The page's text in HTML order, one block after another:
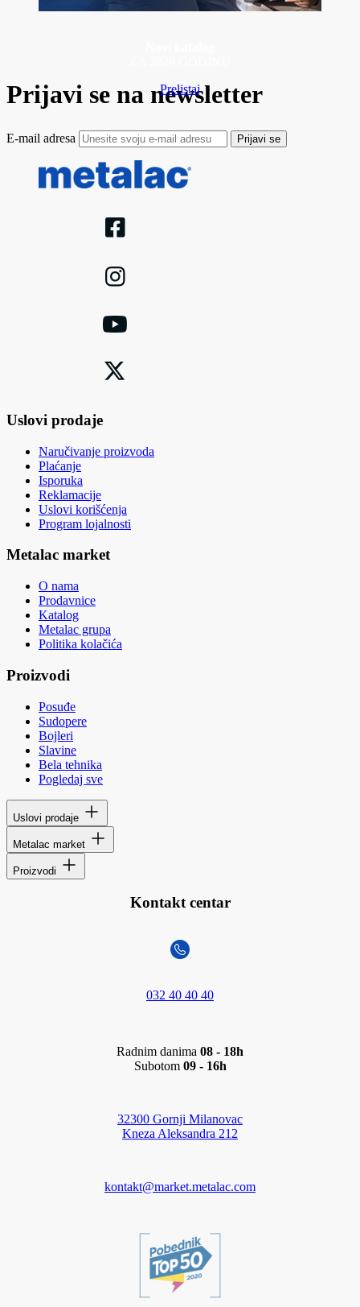
Prelistaj
Prijavi se na newsletter
E-mail adresa Prijavi se
Uslovi prodaje
Naručivanje proizvoda
Plaćanje
Isporuka
Reklamacije
Uslovi korišćenja
Program lojalnosti
Metalac market
O nama
Prodavnice
Katalog
Metalac grupa
Politika kolačića
Proizvodi
Posuđe
Sudopere
Bojleri
Slavine
Bela tehnika
Pogledaj sve
Uslovi prodaje
Metalac market
Proizvodi
Kontakt centar
032 40 40 40
Radnim danima 08 - 18h
Subotom 09 - 16h
32300 Gornji Milanovac
Kneza Aleksandra 212
kontakt@market.metalac.com